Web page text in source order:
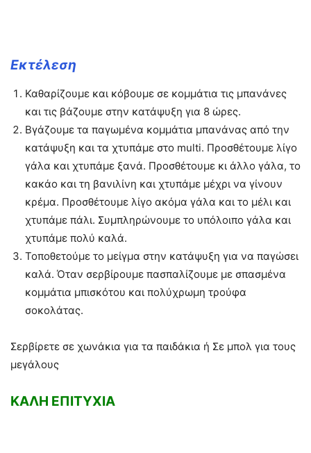
Εκτέλεση
Καθαρίζουμε και κόβουμε σε κομμάτια τις μπανάνες
και τις βάζουμε στην κατάψυξη για 8 ώρες.
Βγάζουμε τα παγωμένα κομμάτια μπανάνας από την
κατάψυξη και τα χτυπάμε στο multi. Προσθέτουμε λίγο
γάλα και χτυπάμε ξανά. Προσθέτουμε κι άλλο γάλα, το
κακάο και τη βανιλίνη και χτυπάμε μέχρι να γίνουν
κρέμα. Προσθέτουμε λίγο ακόμα γάλα και το μέλι και
χτυπάμε πάλι. Συμπληρώνουμε το υπόλοιπο γάλα και
χτυπάμε πολύ καλά.
Τοποθετούμε το μείγμα στην κατάψυξη για να παγώσει
καλά. Όταν σερβίρουμε πασπαλίζουμε με σπασμένα
κομμάτια μπισκότου και πολύχρωμη τρούφα
σοκολάτας.
Σερβίρετε σε χωνάκια για τα παιδάκια ή Σε μπολ για τους
μεγάλους
ΚΑΛΗ ΕΠΙΤΥΧΙΑ